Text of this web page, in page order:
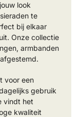
look
te
bij elkaar
Onze collectie
armbanden
voor een
gebruik
vindt het
kwaliteit